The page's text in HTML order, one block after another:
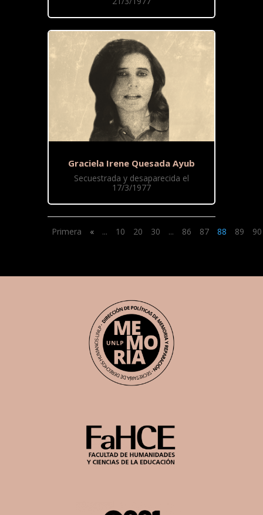
Graciela Irene Quesada Ayub
Secuestrada y desaparecida el
17/3/1977
Primera « ... 10 20 30 ... 86 87 88 89 90